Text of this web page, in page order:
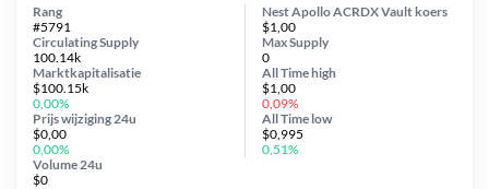
Nest Apollo ACRDX Vault koers
$1,00
Circulating Supply
100.14k
Prijs wijziging 24u
$0,00
0,00%
Max Supply
0
Marktkapitalisatie
$100.15k
0,00%
Volume 24u
$0
Rang
#5791
All Timehigh
$1,00
0,09%
All Time low
$0,995
0,51%